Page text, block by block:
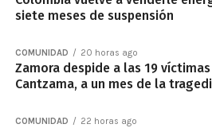
siete meses de suspensión
COMUNIDAD 20 horas ago
Zamora despide a las 19
Cantzama, a un mes de la
COMUNIDAD 22 horas ago